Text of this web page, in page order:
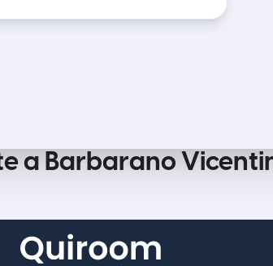
a Barbarano